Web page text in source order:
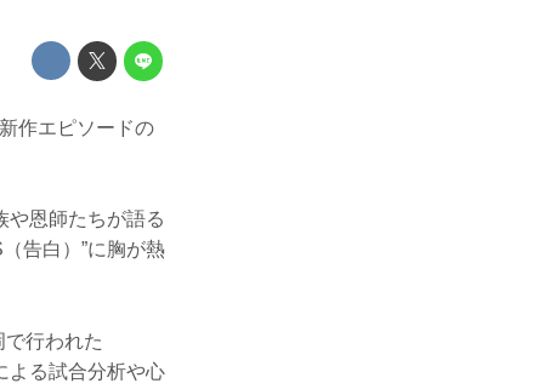
作エピソードの
や恩師たちが語る
告白）”に胸が熱
行われた
よる試合分析や心